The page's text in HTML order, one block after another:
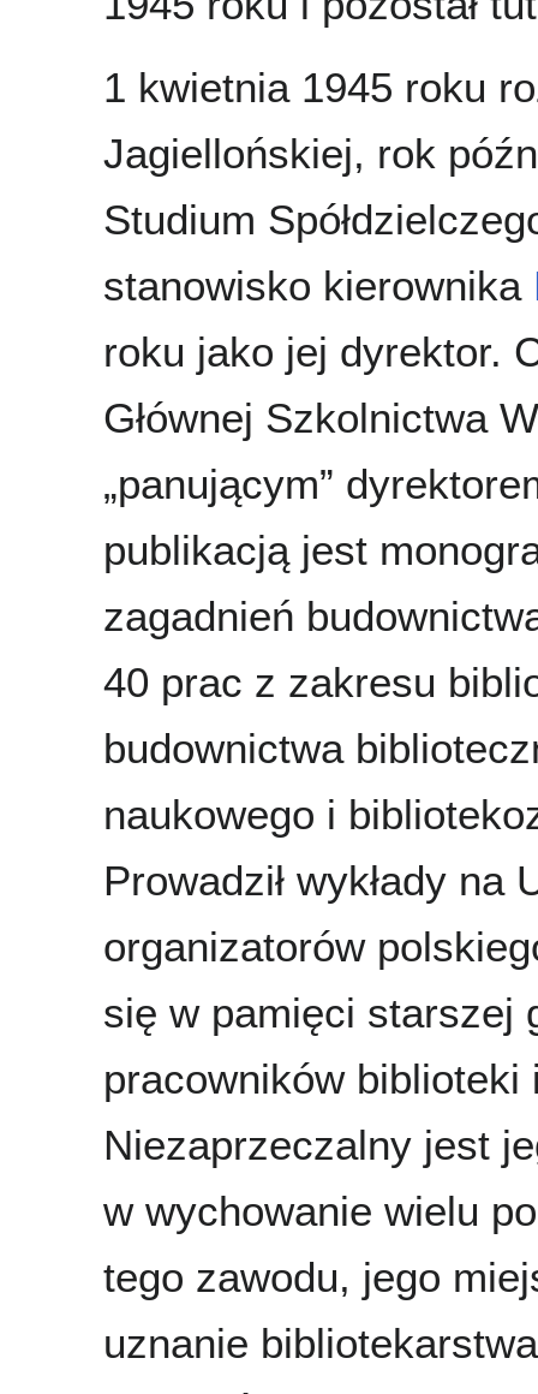
1 kwietnia 1945 roku
Jagiellońskiej, rok
Studium
stanowisko kierownika
roku jako jej dyrektor.
Głównej Szkolnictwa
„panującym”
publikacją jest
zagadnień
40 prac z zakresu
budownictwa
naukowego i
Prowadził wykłady na
organizatorów
się w pamięci starszej
pracowników
Niezaprzeczalny jest
w wychowanie wielu
tego zawodu, jego
uznanie